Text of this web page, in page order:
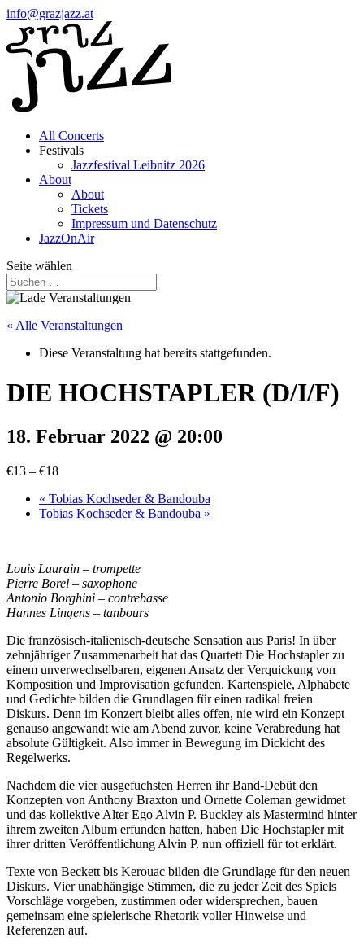
info@grazjazz.at
All Concerts
Festivals
Jazzfestival Leibnitz 2026
About
About
Tickets
Impressum und Datenschutz
JazzOnAir
Seite wählen
« Alle Veranstaltungen
Diese Veranstaltung hat bereits stattgefunden.
DIE HOCHSTAPLER (D/I/F)
18. Februar 2022 @ 20:00
€13 – €18
« Tobias Kochseder & Bandouba
Tobias Kochseder & Bandouba »
Louis Laurain – trompette
Pierre Borel – saxophone
Antonio Borghini – contrebasse
Hannes Lingens – tanbours
Die französisch-italienisch-deutsche Sensation aus Paris! In über
zehnjähriger Zusammenarbeit hat das Quartett Die Hochstapler zu
einem unverwechselbaren, eigenen Ansatz der Verquickung von
Komposition und Improvisation gefunden. Kartenspiele, Alphabete
und Gedichte bilden die Grundlagen für einen radikal freien
Diskurs. Denn im Konzert bleibt alles offen, nie wird ein Konzept
genauso angewandt wie am Abend zuvor, keine Verabredung hat
absolute Gültigkeit. Also immer in Bewegung im Dickicht des
Regelwerks.
Nachdem die vier ausgefuchsten Herren ihr Band-Debüt den
Konzepten von Anthony Braxton und Ornette Coleman gewidmet
und das kollektive Alter Ego Alvin P. Buckley als Mastermind hinter
ihrem zweiten Album erfunden hatten, haben Die Hochstapler mit
ihrer dritten Veröffentlichung Alvin P. nun offiziell für tot erklärt.
Texte von Beckett bis Kerouac bilden die Grundlage für den neuen
Diskurs. Vier unabhängige Stimmen, die zu jeder Zeit des Spiels
Vorschläge vorgeben, zustimmen oder widersprechen, bauen
gemeinsam eine spielerische Rhetorik voller Hinweise und
Referenzen auf.